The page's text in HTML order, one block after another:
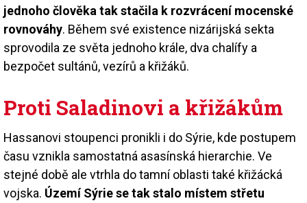
jednoho člověka tak stačila k rozvrácení mocenské
rovnováhy. Během své existence nizárijská sekta
sprovodila ze světa jednoho krále, dva chalífy a
bezpočet sultánů, vezírů a křižáků.
Proti Saladinovi a křižákům
Hassanovi stoupenci pronikli i do Sýrie, kde postupem
času vznikla samostatná asasínská hierarchie. Ve
stejné době ale vtrhla do tamní oblasti také křižácká
vojska. Území Sýrie se tak stalo místem střetu